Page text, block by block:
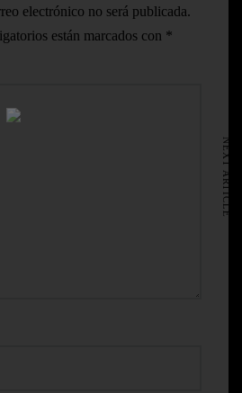
LEGAL
electrónico no será publicada.
están marcados con *
NEXT ARTICLE